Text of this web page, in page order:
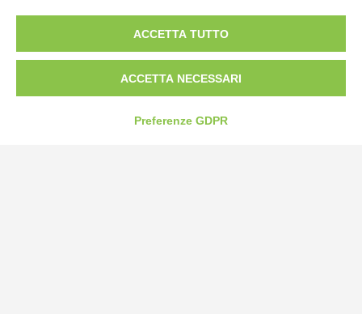
Tel:0172-478161
ACCETTA TUTTO
ACCETTA NECESSARI
Preferenze GDPR